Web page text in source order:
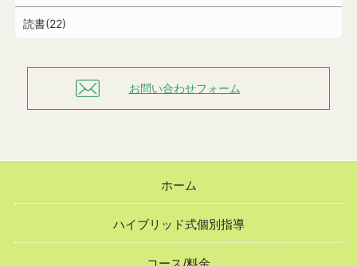
読書(22)
お問い合わせフォーム
ホーム
ハイブリッド式個別指導